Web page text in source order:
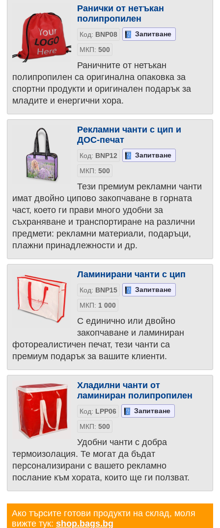
Ранички от нетъкан
полипропилен
Код: BNP08
Запитване
МКП: 500
Раничните от нетъкан
полипропилен са оригинална опаковка за
спортни продукти и оригинален подарък за
младите и енергични хора.
Рекламни чанти с цип и
ДОС-печат
Код: BNP12
Запитване
МКП: 500
Тези премиум рекламни чанти
имат двойно ципово закопчаване в горната
част, което ги прави много удобни за
съхраняване и транспортиране на различни
предмети: рекламни материали, подаръци,
плажни принадлежности и др.
Ламинирани чанти с цип
Код: BNP15
Запитване
МКП: 1 000
С единично или двойно
закопчаване и ламиниран
фотореалистичен печат, тези чанти са
премиум подарък за вашите клиенти.
Хладилни чанти от
ламиниран полипропилен
Код: LPP06
Запитване
МКП: 500
Удобни чанти с добра
термоизолация. Те могат да бъдат
персонализирани с вашето рекламно
послание към хората, които ще ги ползват.
Ако търсите готови продукти на склад, моля
вижте тук: shop.bags.bg